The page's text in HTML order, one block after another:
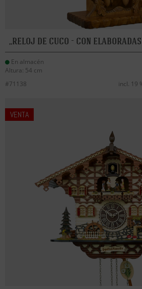
reloj de cuco - con
En almacén
Altura: 54 cm
#71138 incl. 19
VENTA